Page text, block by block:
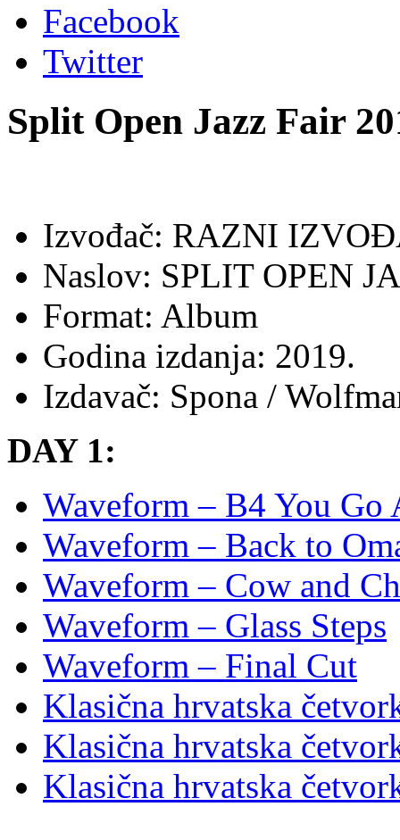
Facebook
Twitter
Split Open Jazz Fair
Izvođač: RAZNI
Naslov: SPLIT OPEN
Format: Album
Godina izdanja: 2019.
Izdavač: Spona /
DAY 1:
Waveform – B4 You Go
Waveform – Back to
Waveform – Cow and
Waveform – Glass Steps
Waveform – Final Cut
Klasična hrvatska
Klasična hrvatska
Klasična hrvatska